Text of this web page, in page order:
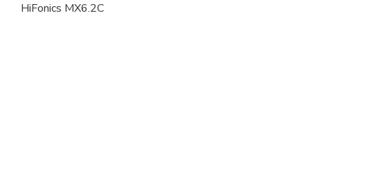
HiFonics MX6.2C